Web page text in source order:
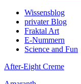
Wissensblog
privater Blog
Fraktal Art
E-Nummern
Science and Fun
After-Eight Creme